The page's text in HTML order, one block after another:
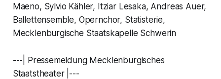
Maeno, Sylvio Kähler, Itziar Lesaka, Andreas Auer,
Ballettensemble, Opernchor, Statisterie,
Mecklenburgische Staatskapelle Schwerin
---| Pressemeldung Mecklenburgisches
Staatstheater |---